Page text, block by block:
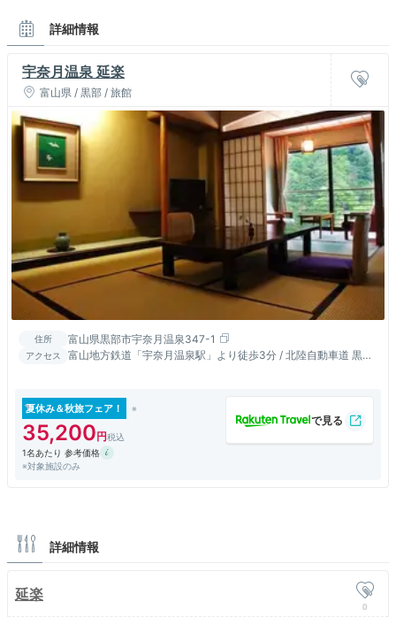
詳細情報
宇奈月温泉 延楽
富山県 / 黒部 / 旅館
住所 富山県黒部市宇奈月温泉347-1
アクセス
富山地方鉄道「宇奈月温泉駅」より徒歩3分 / 北陸自動車道 黒部
夏休み＆秋旅フェア！
35,200
1名あたり 参考価格
※対象施設のみ
詳細情報
延楽
0